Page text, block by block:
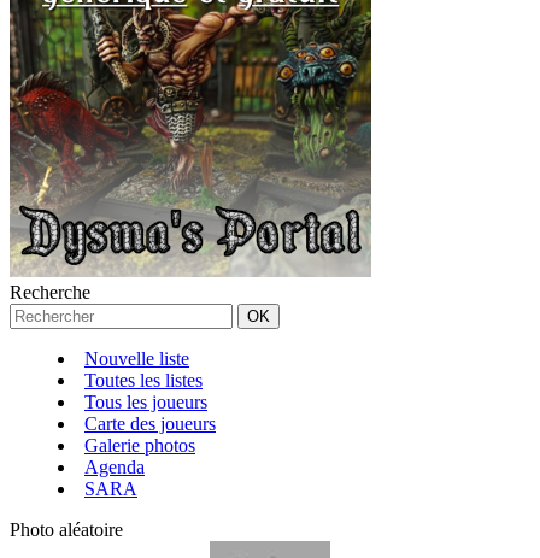
Recherche
Nouvelle liste
Toutes les listes
Tous les joueurs
Carte des joueurs
Galerie photos
Agenda
SARA
Photo aléatoire